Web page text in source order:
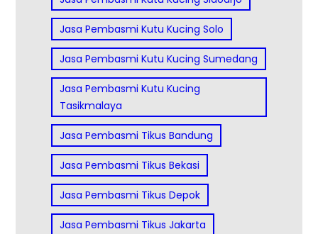
Jasa Pembasmi Kutu Kucing Solo
Jasa Pembasmi Kutu Kucing Sumedang
Jasa Pembasmi Kutu Kucing
Tasikmalaya
Jasa Pembasmi Tikus Bandung
Jasa Pembasmi Tikus Bekasi
Jasa Pembasmi Tikus Depok
Jasa Pembasmi Tikus Jakarta